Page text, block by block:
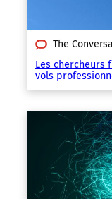
The
Les chercheurs
vols